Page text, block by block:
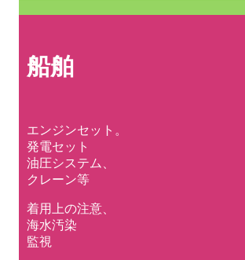
船舶
エンジンセット。
発電セット
油圧システム、
クレーン等
着用上の注意、
海水汚染
監視